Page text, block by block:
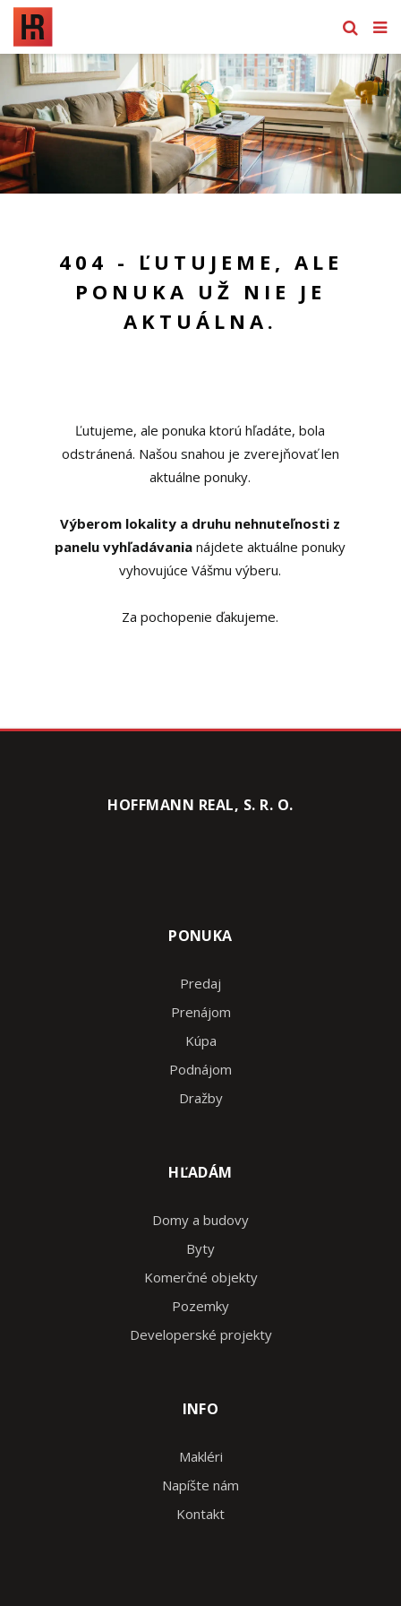
404 - ĽUTUJEME, ALE
PONUKA UŽ NIE JE
AKTUÁLNA.
Ľutujeme, ale ponuka ktorú hľadáte, bola
odstránená. Našou snahou je zverejňovať len
aktuálne ponuky.
Výberom lokality a druhu nehnuteľnosti z
panelu vyhľadávania nájdete aktuálne ponuky
vyhovujúce Vášmu výberu.
Za pochopenie ďakujeme.
HOFFMANN REAL, S. R. O.
PONUKA
Predaj
Prenájom
Kúpa
Podnájom
Dražby
HĽADÁM
Domy a budovy
Byty
Komerčné objekty
Pozemky
Developerské projekty
INFO
Makléri
Napíšte nám
Kontakt